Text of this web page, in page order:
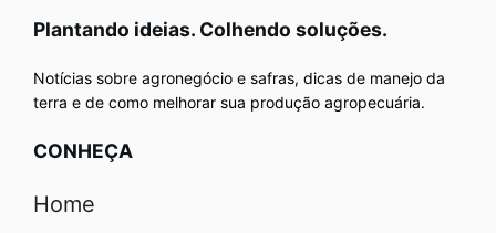
Plantando ideias. Colhendo soluções.
Notícias sobre agronegócio e safras, dicas de manejo da
terra e de como melhorar sua produção agropecuária.
CONHEÇA
Home